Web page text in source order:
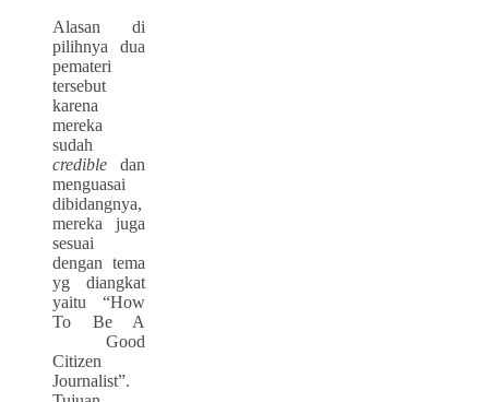
Alasan di
pilihnya dua
pemateri
tersebut
karena
mereka
sudah
credible dan
menguasai
dibidangnya,
mereka juga
sesuai
dengan tema
yg diangkat
yaitu “How
To Be A
Good
Citizen
Journalist”.